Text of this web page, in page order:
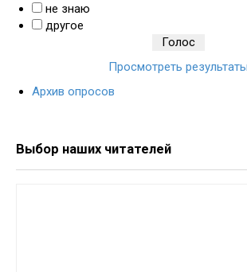
не знаю
другое
Просмотреть результаты
Архив опросов
Выбор наших читателей